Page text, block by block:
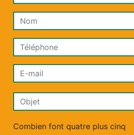
Combien font quatre plus cinq